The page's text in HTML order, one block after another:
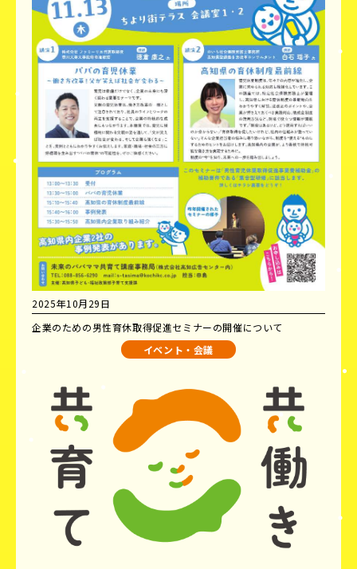
2025年10月29日
企業のための男性育休取得促進セミナーの開催について
イベント・会議